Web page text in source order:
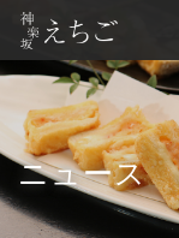
ニュース